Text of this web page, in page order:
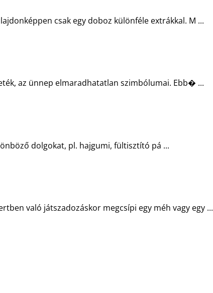
csak egy doboz különféle extrákkal. M ...
az ünnep elmaradhatatlan szimbólumai. Ebb� ...
dolgokat, pl. hajgumi, fültisztító pá ...
való játszadozáskor megcsípi egy méh vagy egy ...